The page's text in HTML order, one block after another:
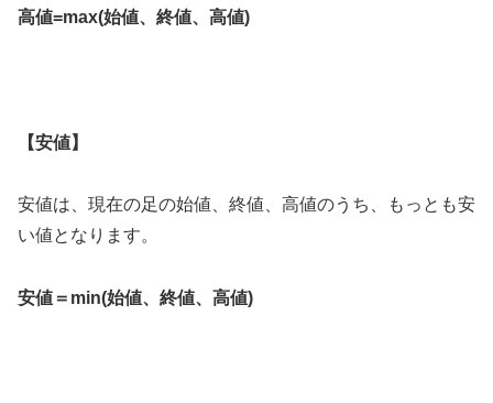
高値=max(始値、終値、高値)
【安値】
安値は、現在の足の始値、終値、高値のうち、もっとも安
い値となります。
安値＝ min(始値、終値、高値)